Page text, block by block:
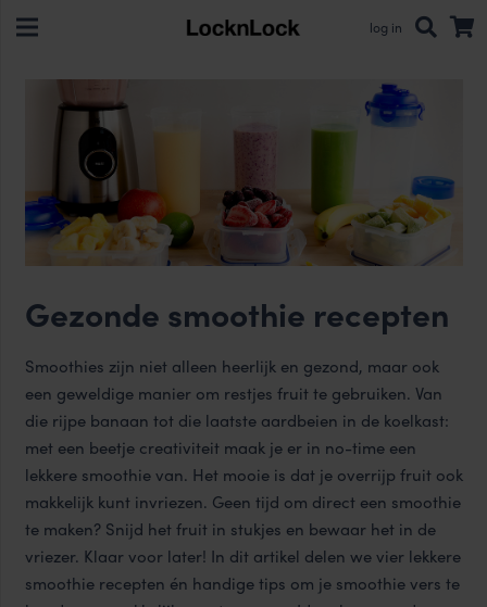
log in
Gezonde smoothie recepten
Smoothies zijn niet alleen heerlijk en gezond, maar ook
een geweldige manier om restjes fruit te gebruiken. Van
die rijpe banaan tot die laatste aardbeien in de koelkast:
met een beetje creativiteit maak je er in no-time een
lekkere smoothie van. Het mooie is dat je overrijp fruit ook
makkelijk kunt invriezen. Geen tijd om direct een smoothie
te maken? Snijd het fruit in stukjes en bewaar het in de
vriezer. Klaar voor later! In dit artikel delen we vier lekkere
smoothie recepten én handige tips om je smoothie vers te